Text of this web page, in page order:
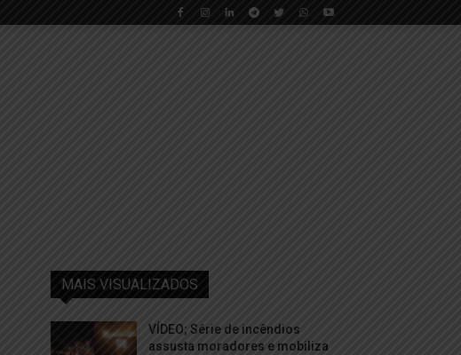
MAIS VISUALIZADOS
VÍDEO; Série de incêndios
assusta moradores e mobiliza